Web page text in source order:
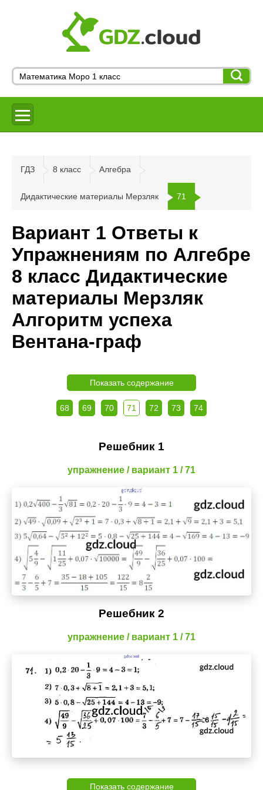
ГДЗ 8 класс Алгебра
Дидактические материалы Мерзляк 71
Вариант 1 Ответы к
Упражнениям по Алгебре
8 класс Дидактические
материалы Мерзляк
Алгоритм успеха
Вентана-граф
Показать содержание
68 69 70 71 72 73 74
Решебник 1
упражнение / вариант 1 / 71
Решебник 2
упражнение / вариант 1 / 71
Показать содержание